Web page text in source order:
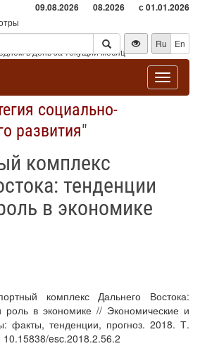
09.08.2026 08.2026 с 01.01.2026
в день за текущий месяц
Ru En
Toggle
социально-
развития"
комплекс
тенденции
в экономике
комплекс Дальнего Востока:
роль в экономике // Экономические и
факты, тенденции, прогноз. 2018. Т.
esc.2018.2.56.2